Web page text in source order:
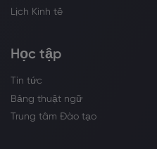
Lịch Kinh tế
Học tập
Tin tức
Bảng thuật ngữ
Trung tâm Đào tạo